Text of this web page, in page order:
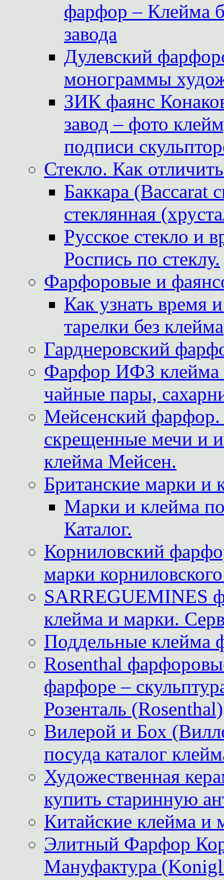
фарфор – Клейма
завода
Дулевский
монограммы
ЗИК фаянс
завод – фото
подписи
Стекло. Как
Баккара (Baccarat
стеклянная
Русское стекло и
Роспись по стеклу.
Фарфоровые и
Как узнать время
тарелки без клейма
Гарднеровский
Фарфор ИФЗ клейма
чайные пары,
Мейсенский фарфор.
скрещенные мечи и
клейма Мейсен.
Британские марки и
Марки и клейма
Каталог.
Корниловский
марки
SARREGUEMINES
клейма и марки.
Поддельные клейма
Rosenthal
фарфоре –
Розенталь (Rosenthal)
Вилерой и Бох
посуда каталог
Художественная
купить старинную
Китайские клейма и
Элитный Фарфор
Мануфактура